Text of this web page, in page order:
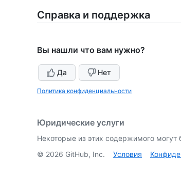
Справка и поддержка
Вы нашли что вам нужно?
Да Нет
Политика конфиденциальности
Юридические услуги
Некоторые из этих содержимого
© 2026 GitHub, Inc. Условия